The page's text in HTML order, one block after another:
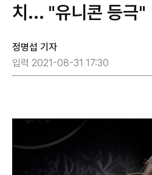
치... "유니콘 등극"
정명섭 기자
입력 2021-08-31 17:30